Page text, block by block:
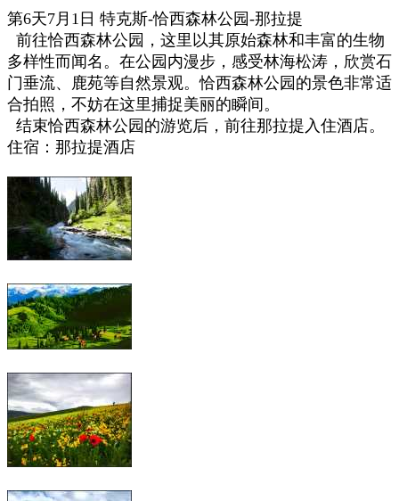
第6天7月1日 特克斯-恰西森林公园-那拉提
前往恰西森林公园，这里以其原始森林和丰富的生物
多样性而闻名。在公园内漫步，感受林海松涛，欣赏石
门垂流、鹿苑等自然景观。恰西森林公园的景色非常适
合拍照，不妨在这里捕捉美丽的瞬间。
结束恰西森林公园的游览后，前往那拉提 入住酒店。
住宿：那拉提酒店